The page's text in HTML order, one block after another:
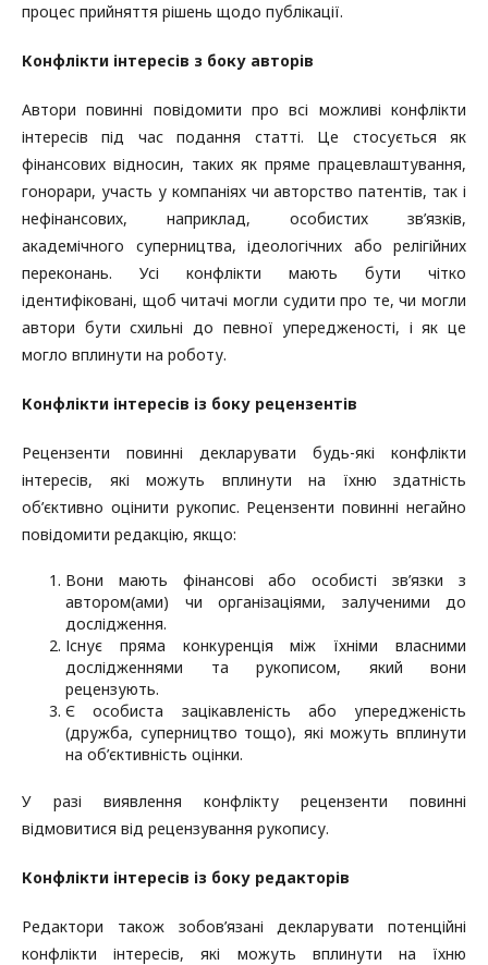
процес прийняття рішень щодо публікації.
Конфлікти інтересів з боку авторів
Автори повинні повідомити про всі можливі конфлікти
інтересів під час подання статті. Це стосується як
фінансових відносин, таких як пряме працевлаштування,
гонорари, участь у компаніях чи авторство патентів, так і
нефінансових, наприклад, особистих зв’язків,
академічного суперництва, ідеологічних або релігійних
переконань. Усі конфлікти мають бути чітко
ідентифіковані, щоб читачі могли судити про те, чи могли
автори бути схильні до певної упередженості, і як це
могло вплинути на роботу.
Конфлікти інтересів із боку рецензентів
Рецензенти повинні декларувати будь-які конфлікти
інтересів, які можуть вплинути на їхню здатність
об’єктивно оцінити рукопис. Рецензенти повинні негайно
повідомити редакцію, якщо:
Вони мають фінансові або особисті зв’язки з
автором(ами) чи організаціями, залученими до
дослідження.
Існує пряма конкуренція між їхніми власними
дослідженнями та рукописом, який вони
рецензують.
Є особиста зацікавленість або упередженість
(дружба, суперництво тощо), які можуть вплинути
на об’єктивність оцінки.
У разі виявлення конфлікту рецензенти повинні
відмовитися від рецензування рукопису.
Конфлікти інтересів із боку редакторів
Редактори також зобов’язані декларувати потенційні
конфлікти інтересів, які можуть вплинути на їхню